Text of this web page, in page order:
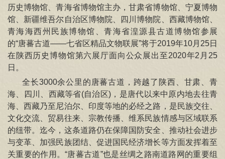
教育
学术
文创
资讯
信息公开
关于
历史博物馆、青海省博物馆主办，甘肃省博物馆、宁夏博物
馆、新疆维吾尔自治区博物院、四川博物院、西藏博物馆、
青海海西州民族博物馆、青海省湟源县古道博物馆参展
的“唐蕃古道——七省区精品文物联展”将于2019年10月25日
在陕西历史博物馆第六展厅面向公众展出至2020年2月25
日。
全长3000余公里的唐蕃古道，跨越了陕西、甘肃、青
海、四川、西藏等省(自治区)，是唐代以来中原内地去往青
海、西藏乃至尼泊尔、印度等地的必经之路，是民族交往、
文化交流、贸易往来、宗教传播、维系民族情感与区域联系
的纽带。迄今，这条道路仍在保障国防安全、推动社会进步
与变革、加强民族团结、促进国民经济增长等方面发挥着至
关重要的作用。“唐蕃古道”也是丝绸之路南道路网的重要组